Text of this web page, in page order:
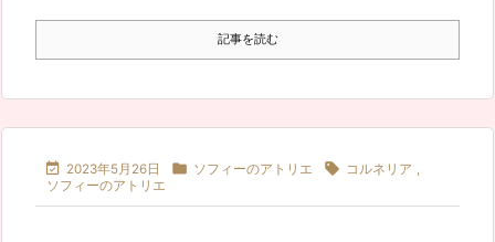
記事を読む
 2023年5月26日  ソフィーのアトリエ  コルネリア ,
ソフィーのアトリエ